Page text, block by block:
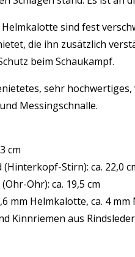
sind fest
die ihn zusätzlich
beim Schaukampf.
sehr
Messingschnalle.
cm
Stirn): ca. 22,0
Ohr): ca. 19,5 cm
mm Helmkalotte, ca. 4 mm
Kinnriemen aus Rindsleder